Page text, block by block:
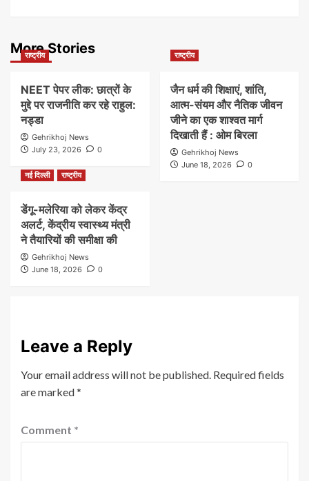
More Stories
राष्ट्रीय
NEET पेपर लीक: छात्रों के
मुद्दे पर राजनीति कर रहे राहुल:
नड्डा
Gehrikhoj News
July 23, 2026
0
राष्ट्रीय
जैन धर्म की शिक्षाएं, शांति,
आत्म-संयम और नैतिक जीवन
जीने का एक शाश्वत मार्ग
दिखाती हैं : ओम बिरला
Gehrikhoj News
June 18, 2026
0
नई दिल्ली
राष्ट्रीय
डेंगू-मलेरिया को लेकर केंद्र
अलर्ट, केंद्रीय स्वास्थ्य मंत्री
ने तैयारियों की समीक्षा की
Gehrikhoj News
June 18, 2026
0
Leave a Reply
Your email address will not be published. Required fields
are marked*
Comment *